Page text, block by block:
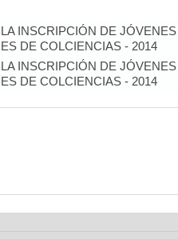
INSCRIPCIÓN DE JÓVENES
DE COLCIENCIAS - 2014
INSCRIPCIÓN DE JÓVENES
DE COLCIENCIAS - 2014